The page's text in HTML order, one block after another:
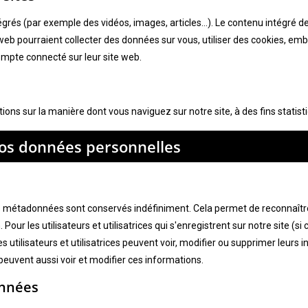
(par exemple des vidéos, images, articles…). Le contenu intégré
pourraient collecter des données sur vous, utiliser des cookies,
connecté sur leur site web.
sur la manière dont vous naviguez sur notre site, à des fins
données personnelles
sont conservés indéfiniment. Cela permet de
les utilisateurs et utilisatrices qui s'enregistrent sur notre site
utilisateurs et utilisatrices peuvent voir, modifier ou supprimer
aussi voir et modifier ces informations.